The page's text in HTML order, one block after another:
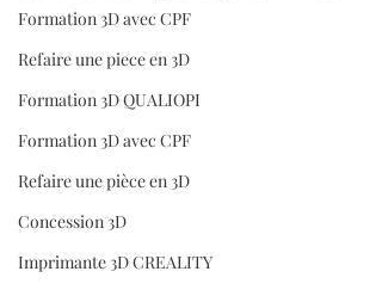
Formation 3D avec CPF
Refaire une piece en 3D
Formation 3D QUALIOPI
Formation 3D avec CPF
Refaire une pièce en 3D
Concession 3D
Imprimante 3D CREALITY